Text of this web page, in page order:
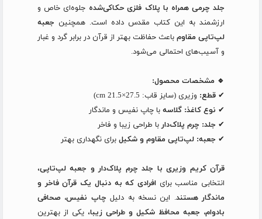
جلد چرمی همراه با پلاک فلزی حکاکی‌شده جلوه‌ای خاص و
ارزشمند به این کتاب مقدس داده است. همچنین جعبه
لپ‌تاپی مقاوم باعث حفاظت بهتر از قرآن در برابر گرد و غبار
و آسیب‌های احتمالی می‌شود.
🔹 مشخصات محصول:
✔ قطع: وزیری (سایز قاب: 27.5×21.5 cm)
✔ نوع کاغذ: گلاسه با چاپ نفیس و ماندگار
✔ جلد: چرم پلاک‌دار با طراحی زیبا و فاخر
✔ جعبه: لپ‌تاپی مقاوم و شکیل برای نگهداری بهتر
قرآن کریم وزیری با جلد چرم پلاک‌دار و جعبه لپ‌تاپی،
انتخابی مناسب برایافرادی که به دنبال یک قرآن فاخر و
ماندگار هستند. این نسخه به دلیل چاپ نفیس، صحافی
بادوام، جعبه محافظ شکیل و طراحی زیبا، یکی از بهترین